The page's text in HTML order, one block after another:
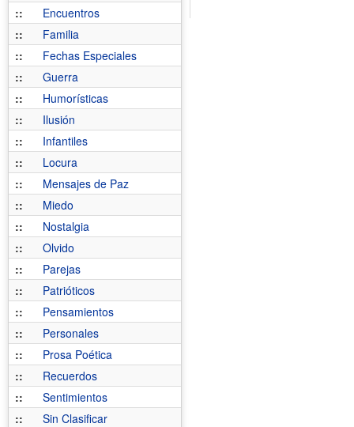
::
Encuentros
::
Familia
::
Fechas Especiales
::
Guerra
::
Humorísticas
::
Ilusión
::
Infantiles
::
Locura
::
Mensajes de Paz
::
Miedo
::
Nostalgia
::
Olvido
::
Parejas
::
Patrióticos
::
Pensamientos
::
Personales
::
Prosa Poética
::
Recuerdos
::
Sentimientos
::
Sin Clasificar